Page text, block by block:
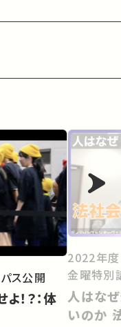
ス公開
2022年度
金曜特別
人はな
いのか